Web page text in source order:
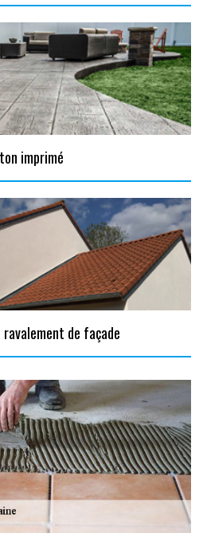
imprimé
de façade